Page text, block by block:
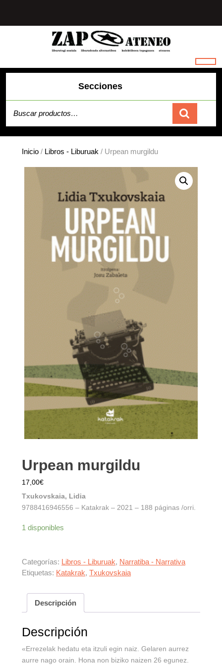
contenido
Secciones
Carrito
Inicio / Libros - Liburuak / Urpean murgildu
Urpean murgildu
17,00€
Txukovskaia, Lidia
9788416946556 – Katakrak – 2021 – 188 páginas /orri.
1 disponibles
Categorías: Libros - Liburuak, Narratiba - Narrativa
Etiquetas: Katakrak, Txukovskaia
Descripción
Descripción
«Errezelak hedatu eta itzuli egin naiz. Gelaren aurrez
aurre nago orain. Hona non biziko naizen 26 egunez.